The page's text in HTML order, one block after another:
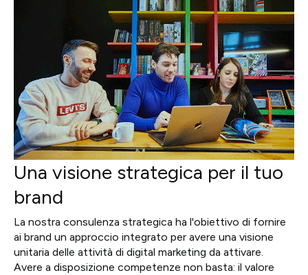
Italiano
Una visione strategica per il tuo
brand
La nostra consulenza strategica ha l'obiettivo di fornire
ai brand un approccio integrato per avere una visione
unitaria delle attività di digital marketing da attivare.
Avere a disposizione competenze non basta: il valore